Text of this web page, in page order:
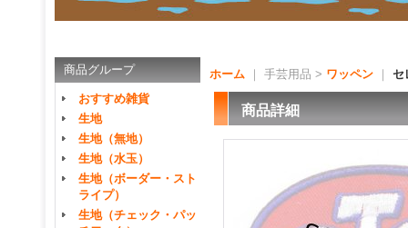
商品グループ
おすすめ雑貨
生地
生地（無地）
生地（水玉）
生地（ボーダー・スト
ライプ）
生地（チェック・パッ
ホーム ｜ 手芸用品 > ワッペン セ
商品詳細